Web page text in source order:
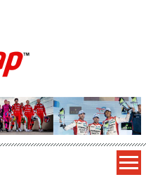
Balap
F1 dll